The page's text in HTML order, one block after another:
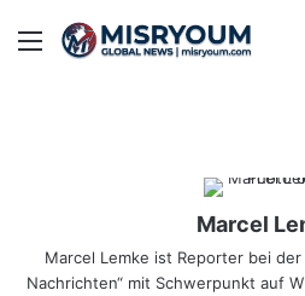
Menu
Marcel
Marcel Lemke ist Reporter bei
Nachrichten“ mit Schwerpunkt auf